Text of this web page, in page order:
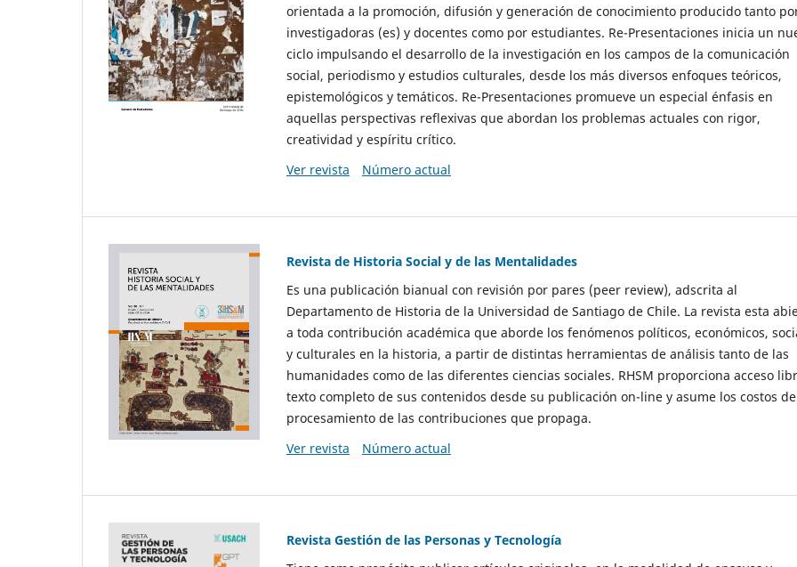
orientada a la promoción, difusión y generación de conocimiento producido tanto
investigadoras (es) y docentes como por estudiantes. Re-Presentaciones inicia un
ciclo impulsando el desarrollo de la investigación en los campos de la comunicación
social, periodismo y estudios culturales, desde los más diversos enfoques teóricos,
epistemológicos y temáticos. Re-Presentaciones promueve un especial énfasis en
aquellas perspectivas reflexivas que abordan los problemas actuales con rigor,
creatividad y espíritu crítico.
Ver revista
Número actual
Revista de Historia Social y de las Mentalidades
Es una publicación bianual con revisión por pares (peer review), adscrita al
Departamento de Historia de la Universidad de Santiago de Chile. La revista esta
a toda contribución académica que aborde los fenómenos políticos, económicos,
y culturales en la historia, a partir de distintas herramientas de análisis tanto de las
humanidades como de las diferentes ciencias sociales. RHSM proporciona acceso
texto completo de sus contenidos desde su publicación on-line y asume los costos de
procesamiento de las contribuciones que propaga.
Ver revista
Número actual
Revista Gestión de las Personas y Tecnología